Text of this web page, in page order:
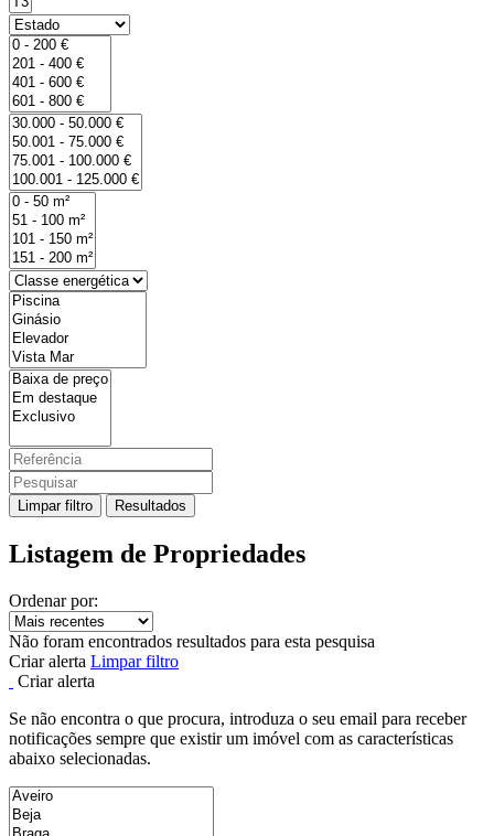
Limpar filtro Resultados
Listagem de Propriedades
Ordenar por:
Não foram encontrados resultados para esta pesquisa
Criar alerta Limpar filtro
Criar alerta
Se não encontra o que procura, introduza o seu email para receber
notificações sempre que existir um imóvel com as características
abaixo selecionadas.